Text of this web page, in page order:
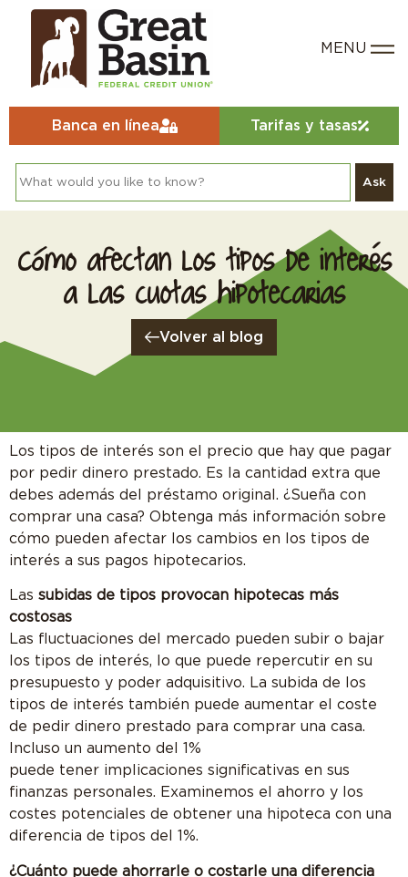
Banca en línea Tarifas y tasas
Ask
Cómo afectan los tipos de interés
a las cuotas hipotecarias
Volver al blog
Los tipos de interés son el precio que hay que pagar
por pedir dinero prestado. Es la cantidad extra que
debes además del préstamo original. ¿Sueña con
comprar una casa? Obtenga más información sobre
cómo pueden afectar los cambios en los tipos de
interés a sus pagos hipotecarios.
Las subidas de tipos provocan hipotecas más
costosas
Las fluctuaciones del mercado pueden subir o bajar
los tipos de interés, lo que puede repercutir en su
presupuesto y poder adquisitivo. La subida de los
tipos de interés también puede aumentar el coste
de pedir dinero prestado para comprar una casa.
Incluso un aumento del 1%
puede tener implicaciones significativas en sus
finanzas personales. Examinemos el ahorro y los
costes potenciales de obtener una hipoteca con una
diferencia de tipos del 1%.
¿Cuánto puede ahorrarle o costarle una diferencia